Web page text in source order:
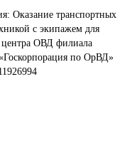
Оказание транспортных
с экипажем для
центра ОВД филиала
по ОрВД»